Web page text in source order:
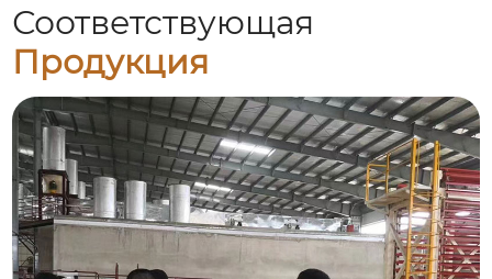
Соответствующая
Продукция